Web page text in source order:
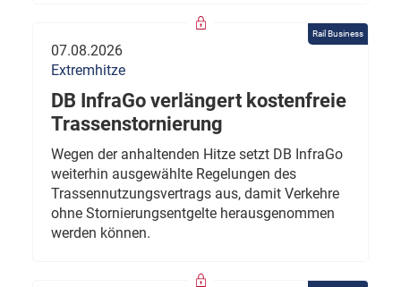
Rail Business
07.08.2026
Extremhitze
DB InfraGo verlängert kostenfreie
Trassenstornierung
Wegen der anhaltenden Hitze setzt DB InfraGo
weiterhin ausgewählte Regelungen des
Trassennutzungsvertrags aus, damit Verkehre
ohne Stornierungsentgelte herausgenommen
werden können.